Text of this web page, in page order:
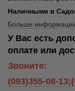
Наличными в
Больше
У Вас есть
оплате или
Звоните:
(093)355-08-